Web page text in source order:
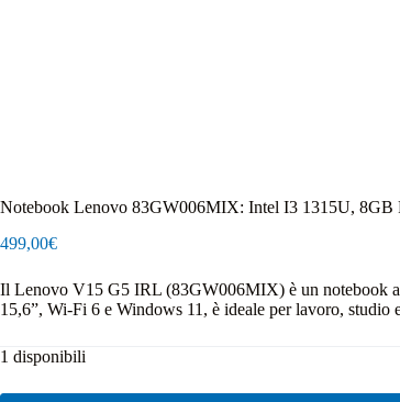
Notebook Lenovo 83GW006MIX: Intel I3 1315U, 8GB
499,00€
Il Lenovo V15 G5 IRL (83GW006MIX) è un notebook
15,6”, Wi‑Fi 6 e Windows 11, è ideale per lavoro, studio
1 disponibili